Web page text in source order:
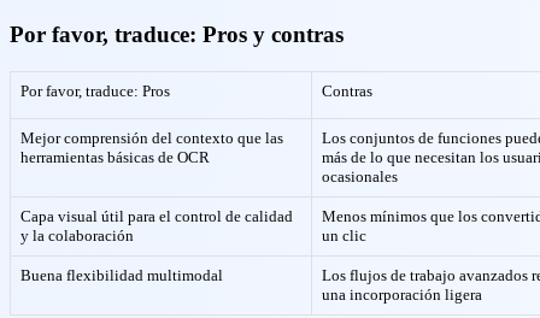
Por favor, traduce: Pros y contras
Por favor, traduce: Pros Contras
Mejor comprensión del contexto que las
herramientas básicas de OCR
Los conjuntos de funciones
más de lo que necesitan los
ocasionales
Capa visual útil para el control de calidad
y la colaboración
Menos mínimos que los
un clic
Buena flexibilidad multimodal
Los flujos de trabajo avanzados
una incorporación ligera